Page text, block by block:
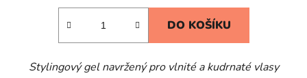
DO KOŠÍKU
Stylingový gel navržený pro vlnité a kudrnaté vlasy